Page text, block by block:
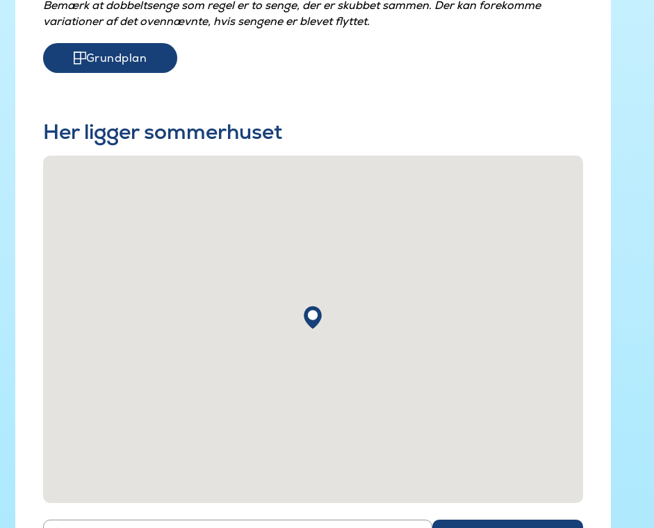
Bemærk at dobbeltsenge som regel er to senge, der er skubbet sammen. Der kan forekomme
variationer af det ovennævnte, hvis sengene er blevet flyttet.
Grundplan
Her ligger sommerhuset